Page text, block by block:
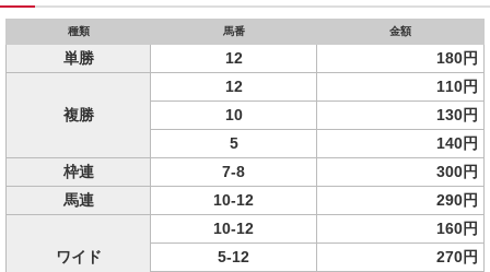
種類 馬番 金額
単勝 12 180円
複勝
12
110円
10
130円
5
140円
枠連
7-8
300円
馬連
10-12 290円
ワイド
10-12
160円
5-12
270円